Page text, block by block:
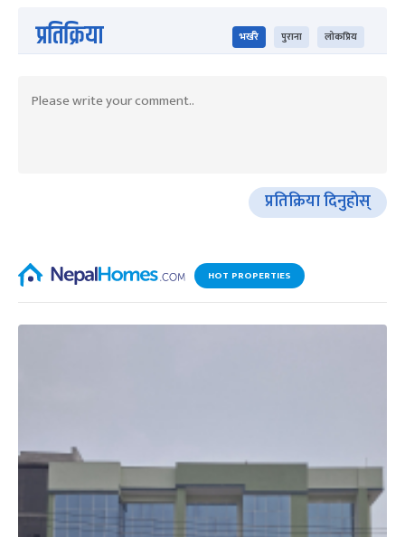
प्रतिक्रिया भर्खरै पुराना लोकप्रिय
प्रतिक्रिया दिनुहोस्
HOT PROPERTIES